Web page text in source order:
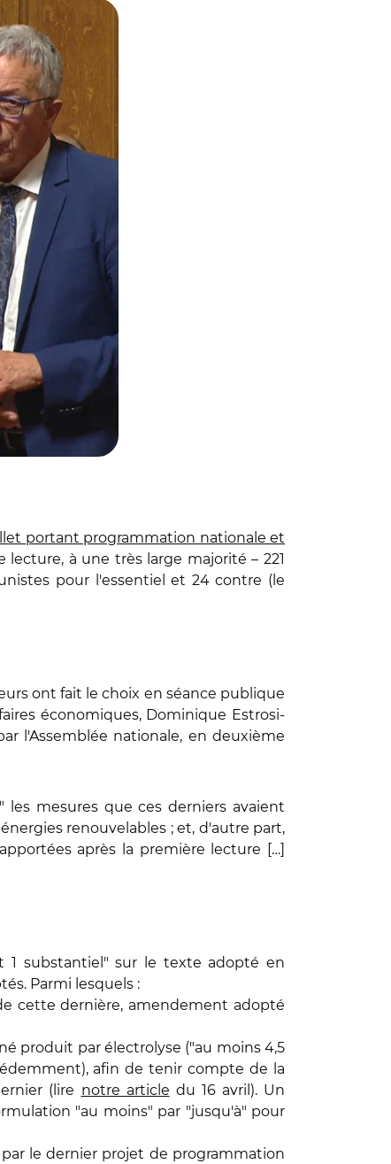
portant programmation nationale et
à une très large majorité – 221
pour l'essentiel et 24 contre (le
ont fait le choix en séance publique
économiques, Dominique Estrosi-
l'Assemblée nationale, en deuxième
mesures que ces derniers avaient
renouvelables ; et, d'autre part,
après la première lecture […]
1 substantiel" sur le texte adopté en
Parmi lesquels :
cette dernière, amendement adopté
produit par électrolyse ("au moins 4,5
afin de tenir compte de la
(lire notre article du 16 avril). Un
"au moins" par "jusqu'à" pour
le dernier projet de programmation